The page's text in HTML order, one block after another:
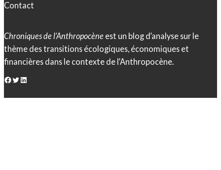
Contact
Chroniques de l’Anthropocène est un blog d’analyse sur le
thème des transitions écologiques, économiques et
financières dans le contexte de l’Anthropocène.
Facebook Twitter LinkedIn